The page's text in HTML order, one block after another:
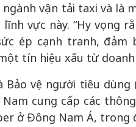
vận tải taxi và là
vực này. “Hy vọng
ép cạnh tranh, đảm
tín hiệu xấu từ
Bảo vệ người tiêu
Nam cung cấp các
ở Đông Nam Á,